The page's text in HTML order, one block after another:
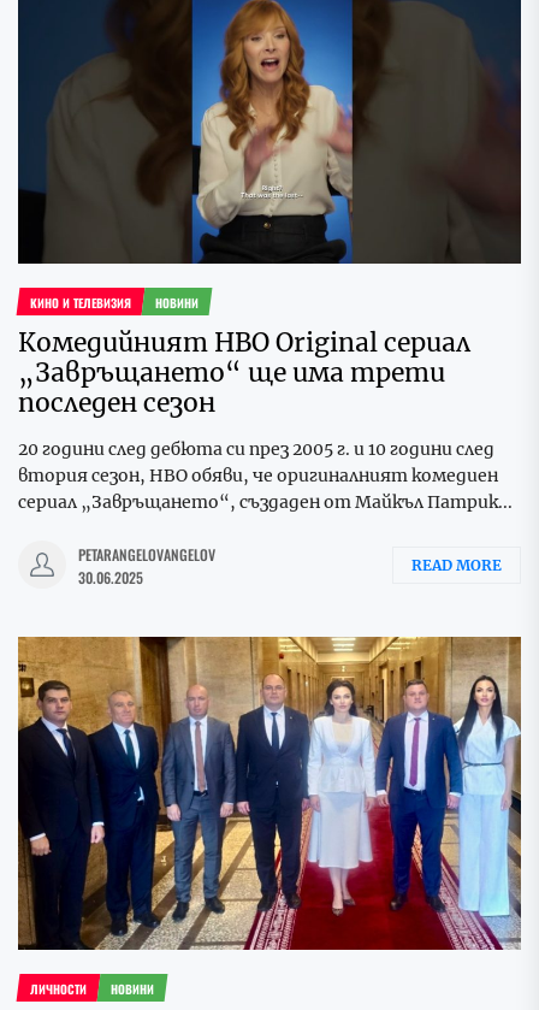
КИНО И ТЕЛЕВИЗИЯ НОВИНИ
Комедийният HBO Original сериал
„Завръщането“ ще има трети
последен сезон
20 години след дебюта си през 2005 г. и 10 години след
втория сезон, HBO обяви, че оригиналният комедиен
сериал „Завръщането“, създаден от Майкъл Патрик...
PETARANGELOVANGELOV
30.06.2025
READ MORE
ЛИЧНОСТИ НОВИНИ